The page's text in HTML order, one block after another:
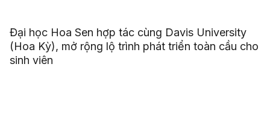
Đại học Hoa Sen hợp tác cùng Davis University
(Hoa Kỳ), mở rộng lộ trình phát triển toàn cầu cho
sinh viên